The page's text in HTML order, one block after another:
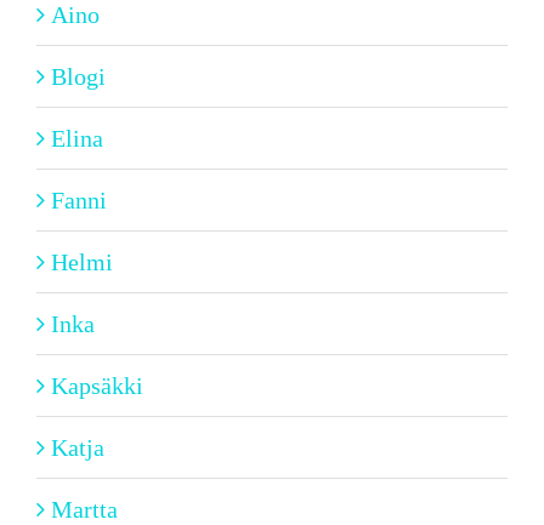
Aino
Blogi
Elina
Fanni
Helmi
Inka
Kapsäkki
Katja
Martta